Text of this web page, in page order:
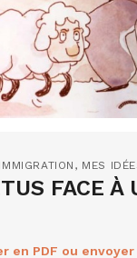
IMMIGRATION , MES
FACE À
en PDF ou